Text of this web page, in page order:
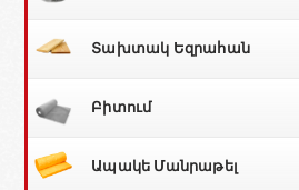
Տախտակ Եզրահան
Բիտում
Ապակե Մանրաթել